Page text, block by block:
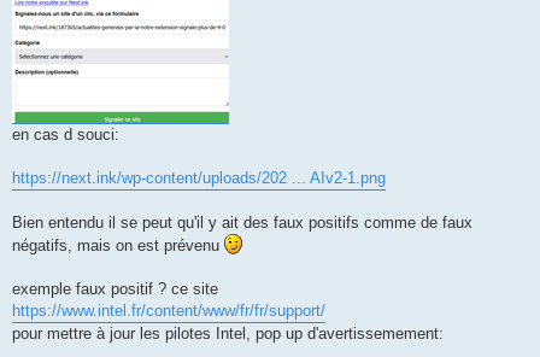
en cas d souci:
https://next.ink/wp-content/uploads/202 ... AIv2-1.png
Bien entendu il se peut qu'il y ait des faux positifs comme de faux
négatifs, mais on est prévenu
exemple faux positif ? ce site
https://www.intel.fr/content/www/fr/fr/support/
pour mettre à jour les pilotes Intel, pop up d'avertissemement: